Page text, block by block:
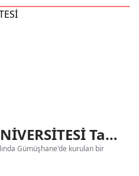
GÜMÜŞHANE ÜNİVERSİTESİ Tanıtım
Gümüşhane'de kurulan bir